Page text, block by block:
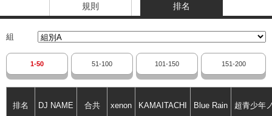
規則 排名
組
1-50 51-100 101-150 151-200
DJ NAME 合共 xenon KAMAITACHI Blue Rain 超青少年
排名